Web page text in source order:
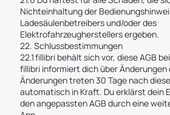
Nichteinhaltung der
Ladesäulenbetreibers und/oder des
Elektrofahrzeugherstellers ergeben.
22. Schlussbestimmungen
22.1 fillibri behält sich vor, diese AGB
fillibri informiert dich über Änderungen
Änderungen treten 30 Tage nach
automatisch in Kraft. Du erklärst dein
den angepassten AGB durch eine